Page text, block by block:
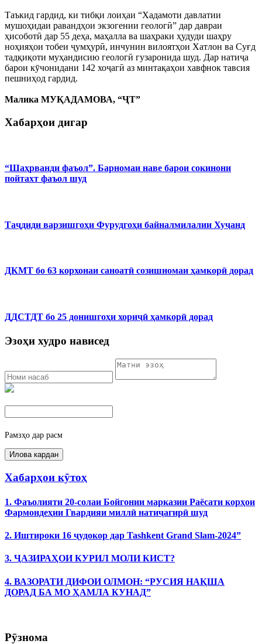
Таъкид гардид, ки тибқи лоиҳаи “Хадамоти давлатии
мушоҳидаи равандҳои экзогении геологӣ” дар давраи
ҳисоботӣ дар 55 деҳа, маҳалла ва шаҳраки ҳудуди шаҳру
ноҳияҳои тобеи ҷумҳурӣ, инчунин вилоятҳои Хатлон ва Суғд
тадқиқоти муҳандисию геологӣ гузаронида шуд. Дар натиҷа
барои кӯчонидани 142 хоҷагӣ аз минтақаҳои хавфнок тавсия
пешниҳод гардид.
Малика МУҚАДАМОВА, “ҶТ”
Хабарҳои дигар
“Шаҳрванди фаъол”. Барномаи наве барои сокинони
пойтахт фаъол шуд
Таҷдиди варзишгоҳи Фурудгоҳи байналмилалии Хуҷанд
ДКМТ бо 63 корхонаи саноатӣ созишномаи ҳамкорӣ дорад
ДДСТДТ бо 25 донишгоҳи хориҷӣ ҳамкорӣ дорад
Эзоҳи худро нависед
Рамзҳо дар расм
Хабарҳои кӯтоҳ
1. Фаъолияти 20-солаи Бойгонии марказии Раёсати корҳои
Фармондеҳии Гвардияи миллӣ натиҷагирӣ шуд
2. Иштироки 16 ҷудокор дар Tashkent Grand Slam-2024”
3. ҶАЗИРАҲОИ КУРИЛ МОЛИ КИСТ?
4. ВАЗОРАТИ ДИФОИ ОЛМОН: “РУСИЯ НАҚША
ДОРАД БА МО ҲАМЛА КУНАД”
Рӯзнома